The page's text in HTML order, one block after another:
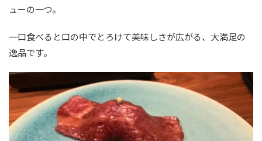
ューの一つ。
一口食べると口の中でとろけて美味しさが広がる、大満足の
逸品です。